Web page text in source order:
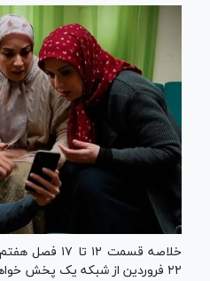
خلاصه قسمت
۲۲ فروردین از شبکه یک پخش خواهد شد.